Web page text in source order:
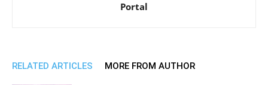
Portal
RELATED ARTICLES MORE FROM AUTHOR